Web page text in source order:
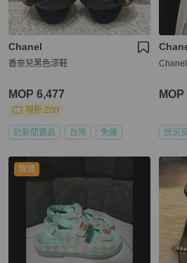
Chanel
香奈兒黑色涼鞋
MOP 6,477
現折 200
近新閒置品 台灣 免運 狀況
降價